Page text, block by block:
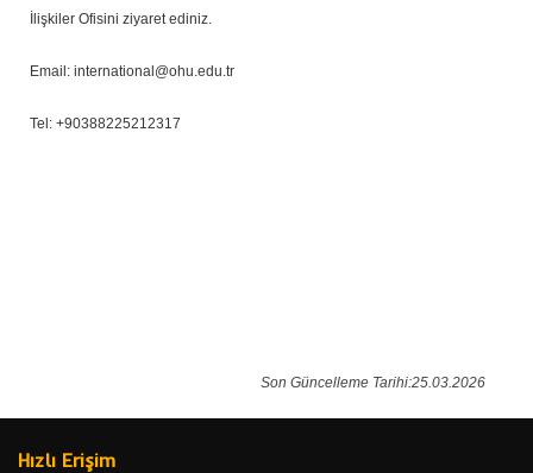
İlişkiler Ofisini ziyaret ediniz.
Email: international@ohu.edu.tr
Tel: +90388225212317
Son Güncelleme Tarihi:25.03.2026
Hızlı Erişim